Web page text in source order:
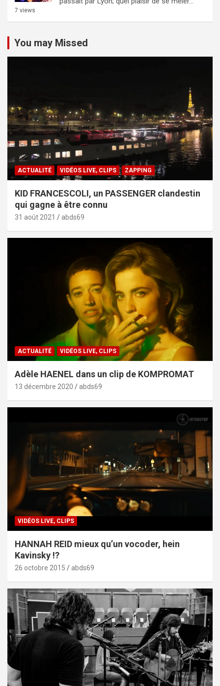
7 views
You may Missed
ACTUALITÉ VIDÉOS LIVE, CLIPS ZAPPING
KID FRANCESCOLI, un PASSENGER clandestin
qui gagne à être connu
31 août 2021 abds69
ACTUALITÉ VIDÉOS LIVE, CLIPS
Adèle HAENEL dans un clip de KOMPROMAT
13 décembre 2020 abds69
VIDÉOS LIVE, CLIPS
HANNAH REID mieux qu’un vocoder, hein
Kavinsky !?
26 octobre 2015 abds69